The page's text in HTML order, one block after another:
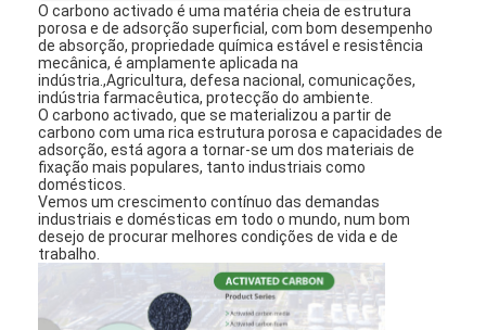
O carbono activado é uma matéria cheia de estrutura
porosa e de adsorção superficial, com bom desempenho
de absorção, propriedade química estável e resistência
mecânica, é amplamente aplicada na
indústria.,Agricultura, defesa nacional, comunicações,
indústria farmacêutica, protecção do ambiente.
O carbono activado, que se materializou a partir de
carbono com uma rica estrutura porosa e capacidades de
adsorção, está agora a tornar-se um dos materiais de
fixação mais populares, tanto industriais como
domésticos.
Vemos um crescimento contínuo das demandas
industriais e domésticas em todo o mundo, num bom
desejo de procurar melhores condições de vida e de
trabalho.